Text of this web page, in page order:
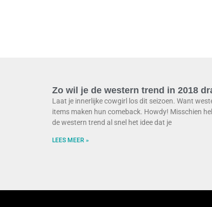
Zo wil je de western trend in 2018
Laat je innerlijke cowgirl los dit seizoen. Want
items maken hun comeback. Howdy! Misschien
de western trend al snel het idee dat je
LEES MEER »